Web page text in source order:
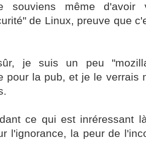
souviens même d'avoir
de Linux, preuve que
je suis un peu
pour la pub, et je le verrais
ce qui est inréressant
l'ignorance, la peur de